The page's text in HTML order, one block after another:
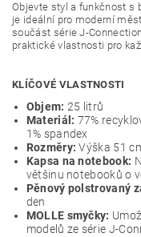
Objevte styl a funkčnost s
je ideální pro moderní
součást série J-
praktické vlastnosti pro
KLÍČOVÉ VLASTNOSTI
Objem: 25 litrů
Materiál: 77%
1% spandex
Rozměry: Výška 51
Kapsa na notebook:
většinu notebooků o
Pěnový polstrovaný
den
MOLLE smyčky:
modelů ze série J-